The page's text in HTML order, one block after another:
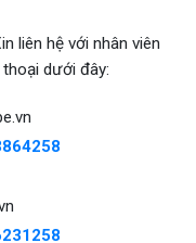
liên hệ với nhân viên
dưới đây: